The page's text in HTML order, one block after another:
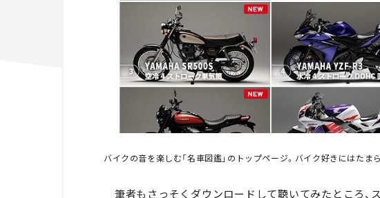
バイクの音を楽しむ「名車図鑑」のトップページ。バイク好きにはたま
筆者もさっそくダウンロードして聴いてみたところ、